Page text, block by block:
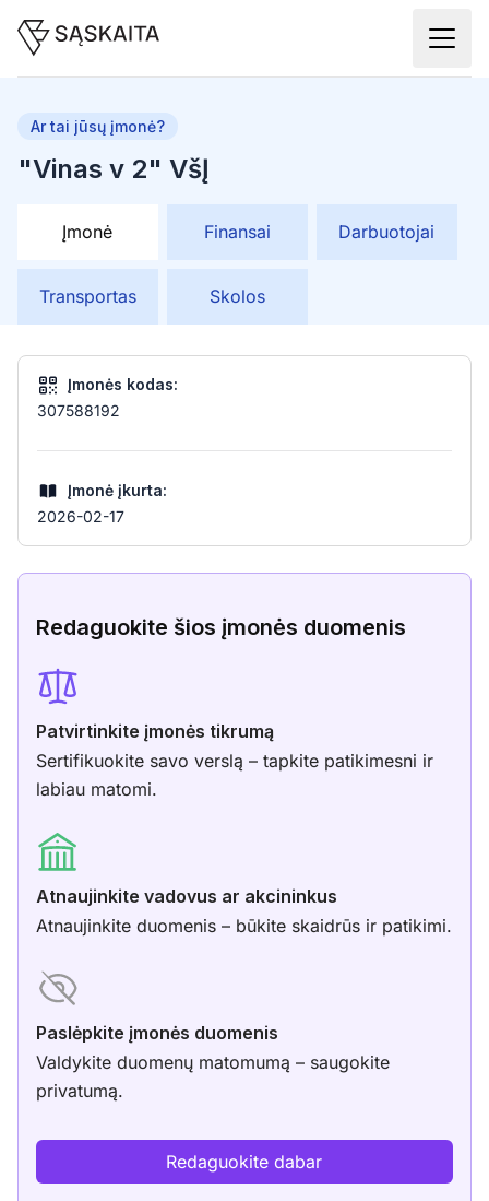
"Vinas v 2" VšĮ
Ar tai jūsų įmonė?
Įmonė Finansai Darbuotojai
Transportas Skolos
Įmonės kodas:
307588192
Įmonė įkurta:
2026-02-17
Redaguokite šios įmonės duomenis
Patvirtinkite įmonės tikrumą
Sertifikuokite savo verslą – tapkite patikimesni ir
labiau matomi.
Atnaujinkite vadovus ar akcininkus
Atnaujinkite duomenis – būkite skaidrūs ir patikimi.
Paslėpkite įmonės duomenis
Valdykite duomenų matomumą – saugokite
privatumą.
Redaguokite dabar